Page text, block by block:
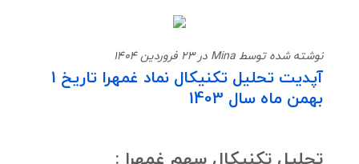
نوشته شده توسط Mina در 23 فروردین 1404
آپدیت تحلیل تکنیکال نماد غمهرا تاریخ 1
بهمن ماه سال 1403